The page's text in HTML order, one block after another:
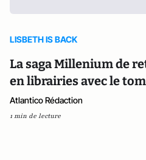
LISBETH IS BACK
La saga Millenium de
en librairies avec le
Atlantico Rédaction
1 min de lecture